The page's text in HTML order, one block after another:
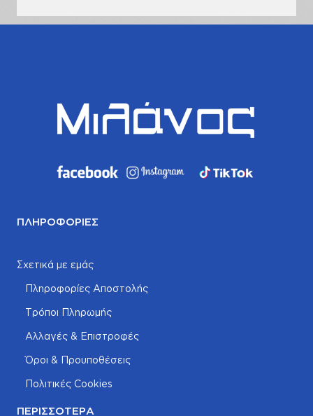
ΠΛΗΡΟΦΟΡΊΕΣ
Σχετικά με εμάς
Πληροφορίες Αποστολής
Τρόποι Πληρωμής
Αλλαγές & Επιστροφές
Όροι & Προυποθέσεις
Πολιτικές Cookies
ΠΕΡΙΣΣΌΤΕΡΑ